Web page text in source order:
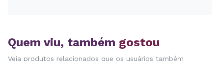
Quem viu, também gostou
Veja produtos relacionados que os usuários também